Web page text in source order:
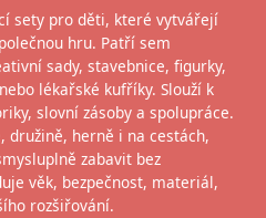
sety pro děti, které vytvářejí
hru. Patří sem
sady, stavebnice, figurky,
lékařské kufříky. Slouží k
slovní zásoby a spolupráce.
družině, herně i na cestách,
zabavit bez
věk, bezpečnost, materiál,
rozšiřování.